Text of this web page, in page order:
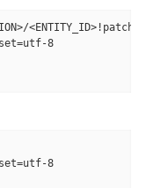
<ENTITY_ID>!patch
8
8